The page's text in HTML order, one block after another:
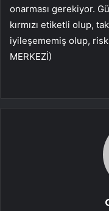
onarması gerekiyor.
kırmızı etiketli olup,
iyileşememiş olup,
MERKEZİ)